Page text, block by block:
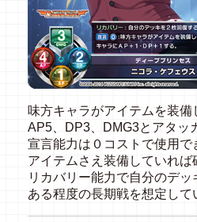
味方キャラがアイテムを装
AP5、DP3、DMG3とアタッ
宣言能力は０コストで使用で
アイテムさえ装備していれ
リカバリー能力で自分のデ
ある程度の長期戦を想定し